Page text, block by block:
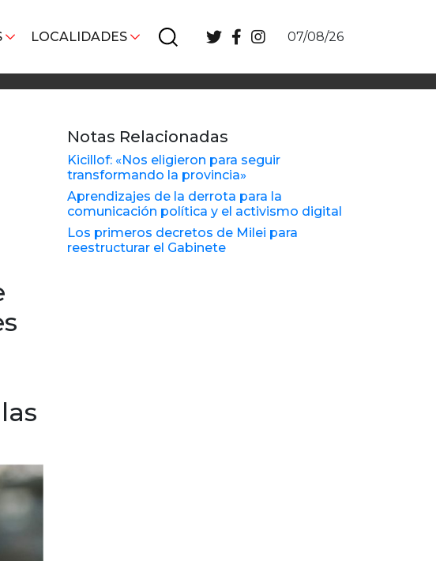
LOCALIDADES 07/08/26
Notas Relacionadas
Kicillof: «Nos eligieron para seguir
transformando la provincia»
Aprendizajes de la derrota para la
comunicación política y el activismo digital
Los primeros decretos de Milei para
reestructurar el Gabinete